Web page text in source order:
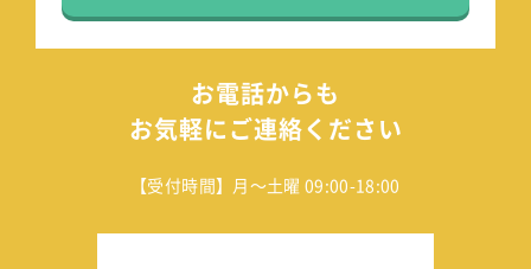
お電話からも
お気軽にご連絡ください
【受付時間】月～土曜 09:00-18:00